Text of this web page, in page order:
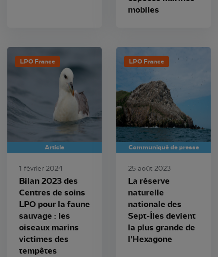
mobiles
LPO France
Article
1 février 2024
Bilan 2023 des
Centres de soins
LPO pour la faune
sauvage : les
oiseaux marins
victimes des
tempêtes
LPO France
Communiqué de presse
25 août 2023
La réserve
naturelle
nationale des
Sept-Îles devient
la plus grande de
l’Hexagone